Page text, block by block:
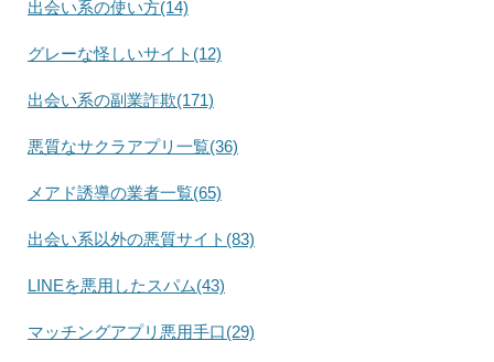
出会い系の使い方(14)
グレーな怪しいサイト(12)
出会い系の副業詐欺(171)
悪質なサクラアプリ一覧(36)
メアド誘導の業者一覧(65)
出会い系以外の悪質サイト(83)
LINEを悪用したスパム(43)
マッチングアプリ悪用手口(29)